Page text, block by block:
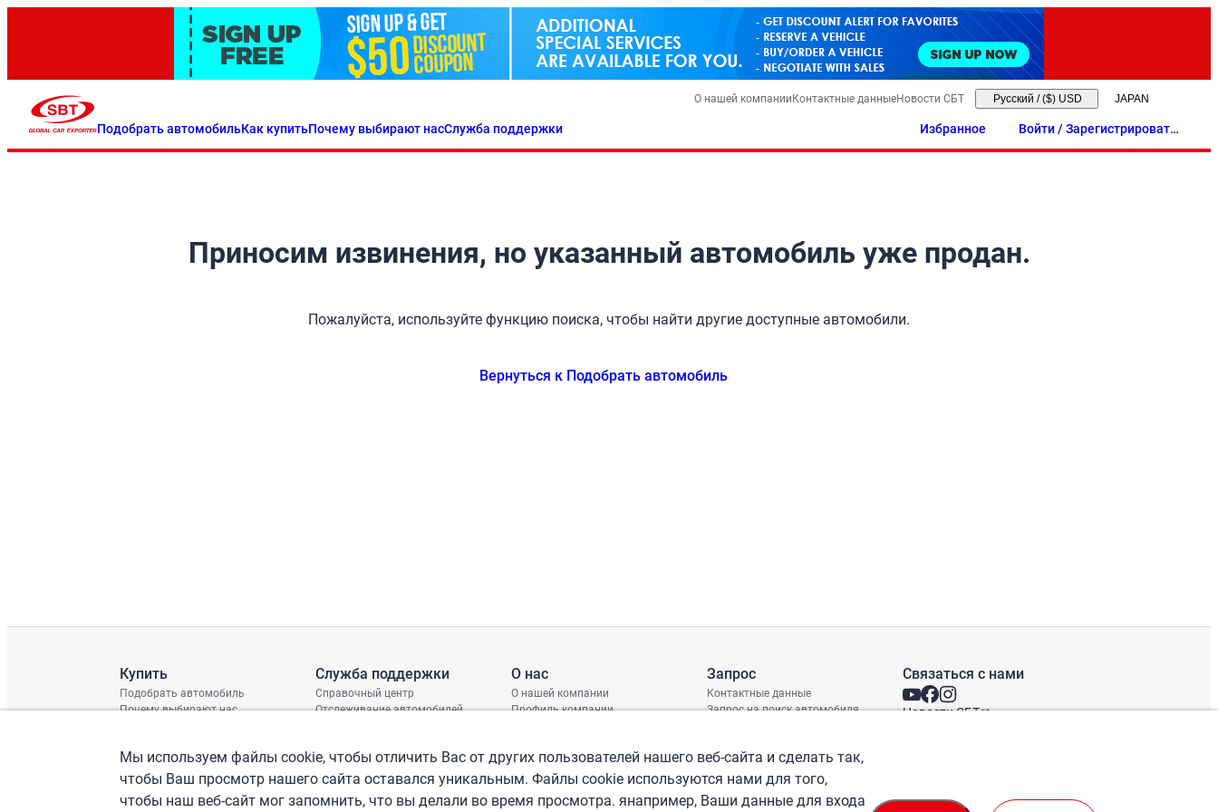
Подобрать автомобильКак купитьПочему выбирают насСлужба поддержки
О нашей компанииКонтактные данныеНовости СБТ Русский / ($) USD
Избранное
Войти / Зарегистрировать
ся
Приносим извинения, но указанный автомобиль уже продан.
Пожалуйста, используйте функцию поиска, чтобы найти другие доступные автомобили.
Вернуться к Подобрать автомобиль
Купить
Подобрать автомобиль
Почему выбирают нас
Служба поддержки
Справочный центр
Отслеживание автомобилей
График доставки
Проверка шасси
О нас
О нашей компании
Профиль компании
Запрос
Контактные данные
Запрос на поиск автомобиля
Связаться с нами
Новости СБТ
Мы используем файлы cookie, чтобы отличить Вас от других пользователей нашего веб-сайта и сделать так,
чтобы Ваш просмотр нашего сайта оставался уникальным. Файлы cookie используются нами для того,
чтобы наш веб-сайт мог запомнить, что вы делали во время просмотра. янапример, Ваши данные для входа